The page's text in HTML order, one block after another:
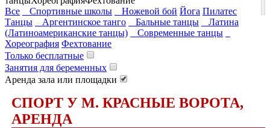
Все
Спортивные школы Ножевой бой Йога Пилатес
Танцы
Аргентинское танго Бальные танцы
Латина
(Латиноамериканские танцы)
Современные танцы
Хореография Фехтование
Только бесплатные
Занятия для беременных
Аренда зала или площадки
СПОРТ У М. КРАСНЫЕ ВОРОТА,
АРЕНДА